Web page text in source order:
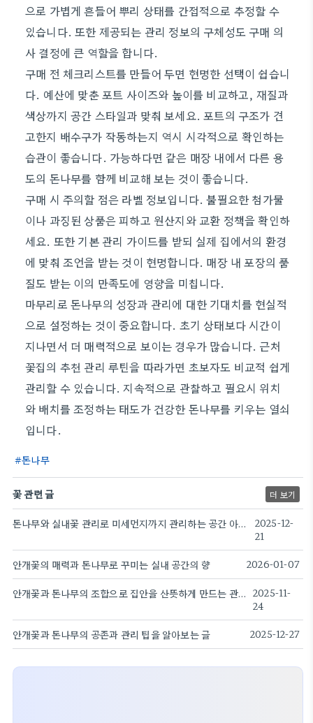
으로 가볍게 흔들어 뿌리 상태를 간접적으로 추정할 수
있습니다. 또한 제공되는 관리 정보의 구체성도 구매 의
사 결정에 큰 역할을 합니다.
구매 전 체크리스트를 만들어 두면 현명한 선택이 쉽습니
다. 예산에 맞춘 포트 사이즈와 높이를 비교하고, 재질과
색상까지 공간 스타일과 맞춰 보세요. 포트의 구조가 견
고한지 배수구가 작동하는지 역시 시각적으로 확인하는
습관이 좋습니다. 가능하다면 같은 매장 내에서 다른 용
도의 돈나무를 함께 비교해 보는 것이 좋습니다.
구매 시 주의할 점은 라벨 정보입니다. 불필요한 첨가물
이나 과징된 상품은 피하고 원산지와 교환 정책을 확인하
세요. 또한 기본 관리 가이드를 받되 실제 집에서의 환경
에 맞춰 조언을 받는 것이 현명합니다. 매장 내 포장의 품
질도 받는 이의 만족도에 영향을 미칩니다.
마무리로 돈나무의 성장과 관리에 대한 기대치를 현실적
으로 설정하는 것이 중요합니다. 초기 상태보다 시간이
지나면서 더 매력적으로 보이는 경우가 많습니다. 근처
꽃집의 추천 관리 루틴을 따라가면 초보자도 비교적 쉽게
관리할 수 있습니다. 지속적으로 관찰하고 필요시 위치
와 배치를 조정하는 태도가 건강한 돈나무를 키우는 열쇠
입니다.
돈나무
꽃 관련 글 더 보기
돈나무와 실내꽃 관리로 미세먼지까지 관리하는 공간 아이디어
2025-12-
21
안개꽃의 매력과 돈나무로 꾸미는 실내 공간의 향 2026-01-07
안개꽃과 돈나무의 조합으로 집안을 산뜻하게 만드는 관리법 2025-11-
24
안개꽃과 돈나무의 공존과 관리 팁을 알아보는 글 2025-12-27